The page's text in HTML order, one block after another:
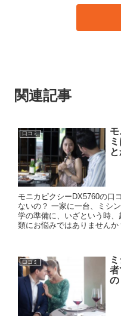
関連記事
口コミ
モニカピクシーDX5760の口
ないの？ 一家に一台、ミシ
学の準備に、いざという時
類にお悩みではありませんか
口コミ
者
の